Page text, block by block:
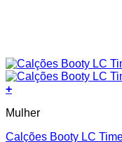
+
product
multiple
Mulher
Calções Booty LC